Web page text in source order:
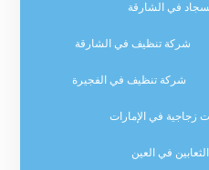
في الشارقة
شركة تنظيف في الشارقة
شركة تنظيف في الفجيرة
زجاجية في الإمارات
في العين